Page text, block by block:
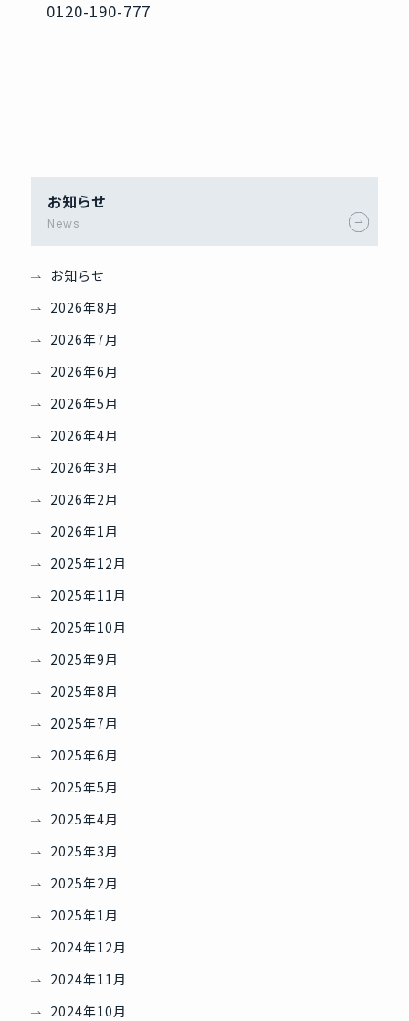
0120-190-777
お知らせ
News
お知らせ
2026年8月
2026年7月
2026年6月
2026年5月
2026年4月
2026年3月
2026年2月
2026年1月
2025年12月
2025年11月
2025年10月
2025年9月
2025年8月
2025年7月
2025年6月
2025年5月
2025年4月
2025年3月
2025年2月
2025年1月
2024年12月
2024年11月
2024年10月